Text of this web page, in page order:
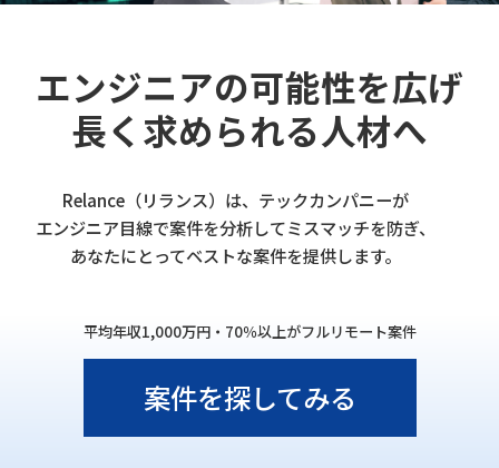
エンジニアの可能性を広げ
長く求められる人材へ
Relance（リランス）は、テックカンパニーが
エンジニア目線で案件を分析してミスマッチを防ぎ、
あなたにとってベストな案件を提供します。
平均年収1,000万円・70％以上がフルリモート案件
案件を探してみる